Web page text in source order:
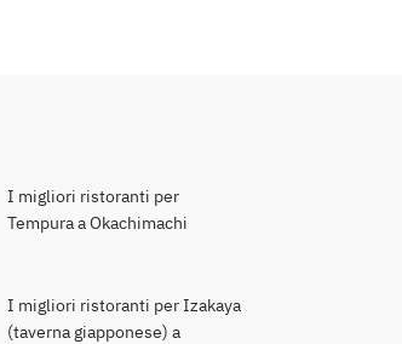
I migliori ristoranti per
Tempura a Okachimachi
I migliori ristoranti per Izakaya
(taverna giapponese) a